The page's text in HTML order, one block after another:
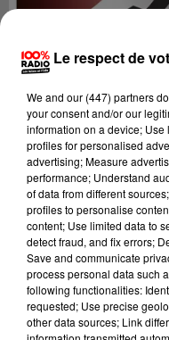
Lecture (1 min
100%
Le respect de
We and our (447) partners
your consent and/or our
information on a device;
profiles for personalised
advertising; Measure
performance; Understand
of data from different
profiles to personalise
content; Use limited data to
detect fraud, and fix errors;
Save and communicate
process personal data such
following functionalities:
requested; Use precise
other data sources; Link